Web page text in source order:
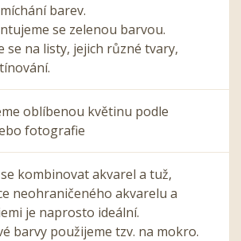
barev.
se zelenou barvou.
se na listy, jejich různé tvary,
oblíbenou květinu podle
fotografie
kombinovat akvarel a tuž,
neohraničeného akvarelu a
je naprosto ideální.
barvy použijeme tzv. na mokro.